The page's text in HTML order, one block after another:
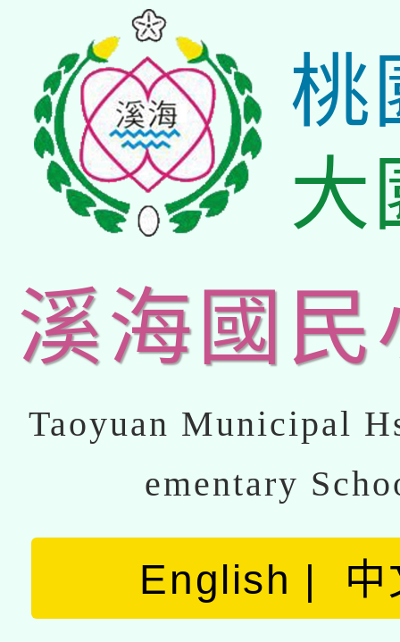
桃
大
溪海國民
Taoyuan Municipal
ementary
English 中